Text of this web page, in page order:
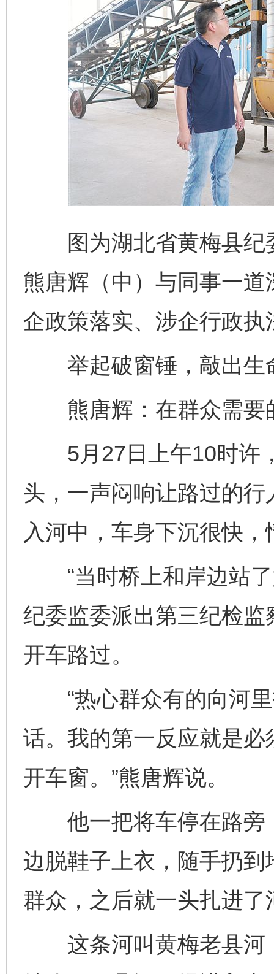
图为湖北省黄梅县纪
熊唐辉（中）与同事一
企政策落实、涉企行政
举起破窗锤，敲出生
熊唐辉：在群众需要
5月27日上午10时许
头，一声闷响让路过的
入河中，车身下沉很快
“当时桥上和岸边站了
纪委监委派出第三纪检
开车路过。
“热心群众有的向河里
话。我的第一反应就是
开车窗。”熊唐辉说。
他一把将车停在路旁
边脱鞋子上衣，随手扔
群众，之后就一头扎进了
这条河叫黄梅老县河